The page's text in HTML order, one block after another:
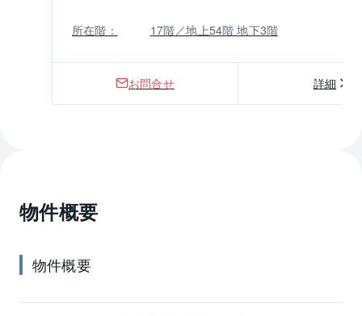
所在階： 17階／地上54階 地下3階
お問合せ 詳細
物件概要
物件概要